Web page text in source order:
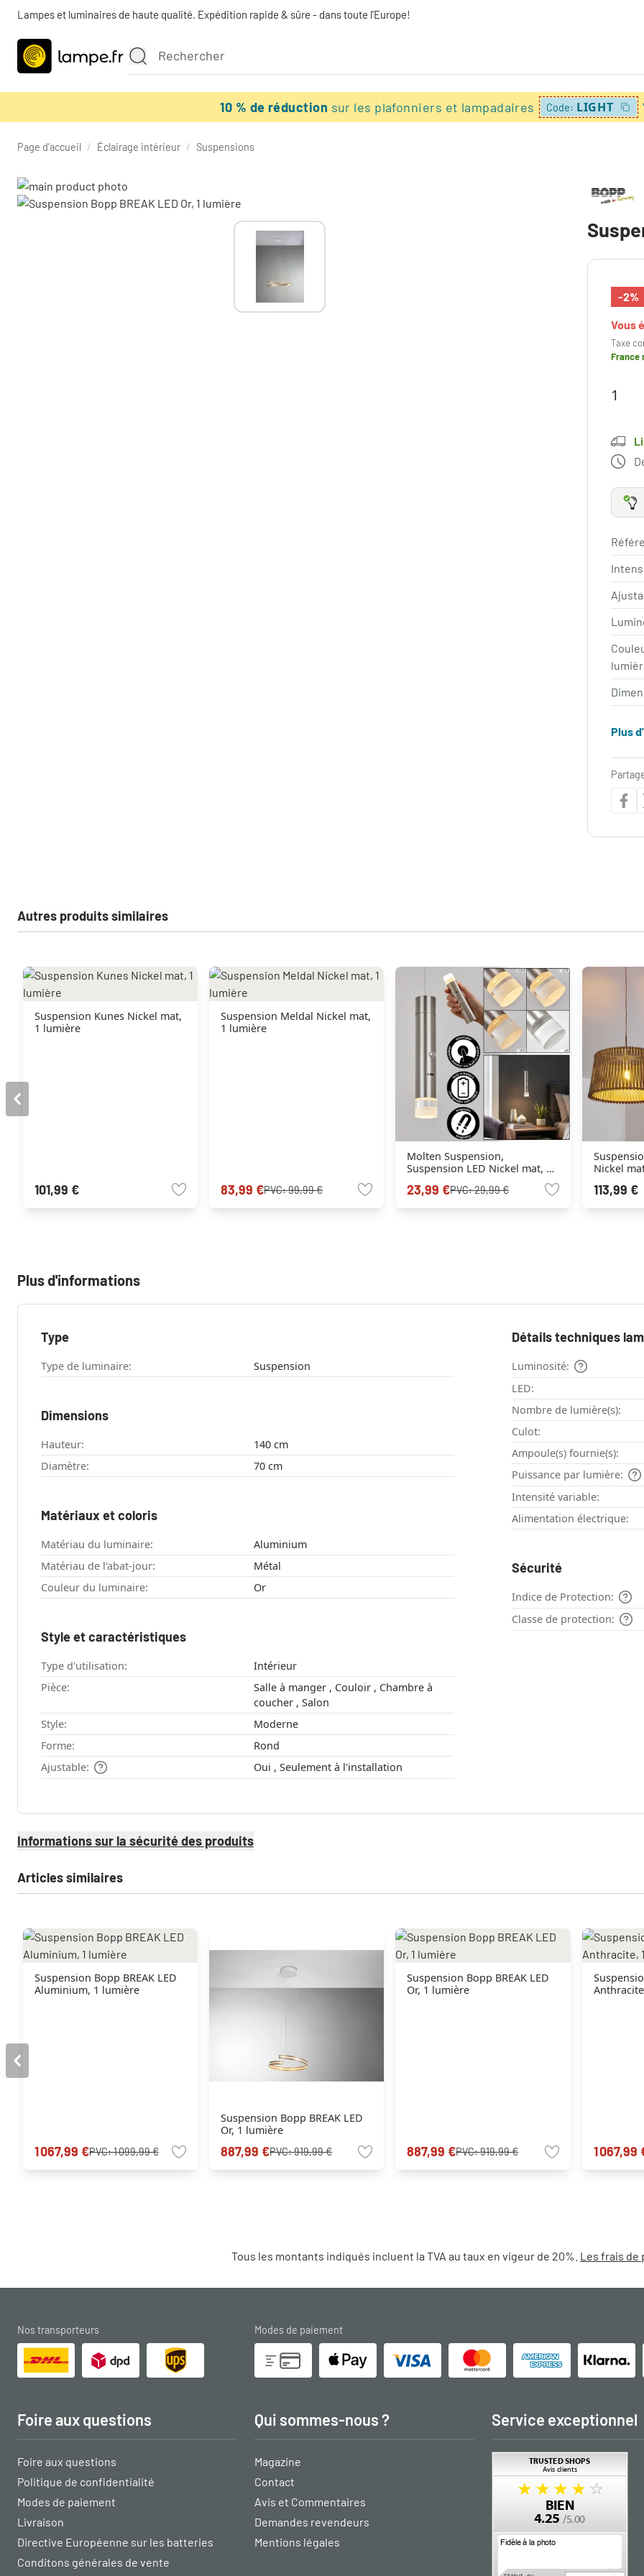
Lampes et luminaires de haute qualité. Expédition rapide & sûre - dans toute l'Europe!
10 % de réduction sur les plafonniers et lampadaires Code: LIGHT
Page d’accueil / Éclairage intérieur / Suspensions
-2%
Vous
Taxe
France
Plus
Autres produits similaires
Suspension Kunes Nickel mat,
1 lumière
101,99 €
Suspension Meldal Nickel mat,
1 lumière
83,99 €PVC:99,99 €
Molten Suspension,
Suspension LED Nickel mat, 1
23,99 €PVC:29,99 €
Nickel
113,99 €
Plus d'informations
Type
Type de luminaire: Suspension
Dimensions
Hauteur:
140 cm
Diamètre:
70 cm
Matériaux et coloris
Matériau du luminaire:
Aluminium
Matériau de l'abat-jour:
Métal
Couleur du luminaire:
Or
Style et caractéristiques
Type d'utilisation:
Intérieur
Pièce:
Salle à manger , Couloir , Chambre à
coucher , Salon
Style:
Moderne
Forme:
Rond
Ajustable:
Oui , Seulement à l'installation
Détails techniques
Luminosité:
LED:
Nombre de lumière(s):
Culot:
Ampoule(s) fournie(s):
Puissance par lumière:
Intensité variable:
Alimentation électrique:
Sécurité
Indice de Protection:
Classe de protection:
Informations sur la sécurité des produits
Articles similaires
Suspension Bopp BREAK LED
Aluminium, 1 lumière
1 067,99 €PVC:1 099,99 €
Suspension Bopp BREAK LED
Or, 1 lumière
887,99 €PVC:919,99 €
Suspension Bopp BREAK LED
Or, 1 lumière
887,99 €PVC:919,99 € 1 067,99
Tous les montants indiqués incluent la TVA au taux en vigeur de 20%. Les frais de
Nos transporteurs Modes de paiement
Foire aux questions
Foire aux questions
Politique de confidentialité
Modes de paiement
Livraison
Directive Européenne sur les batteries
Conditons générales de vente
Qui sommes-nous ?
Magazine
Contact
Avis et Commentaires
Demandes revendeurs
Mentions légales
Service exceptionnel